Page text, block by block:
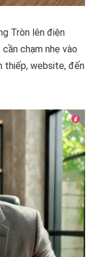
Tròn lên điện
chạm nhẹ vào
thiếp, website, đến